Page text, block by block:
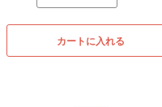
カートに入れる